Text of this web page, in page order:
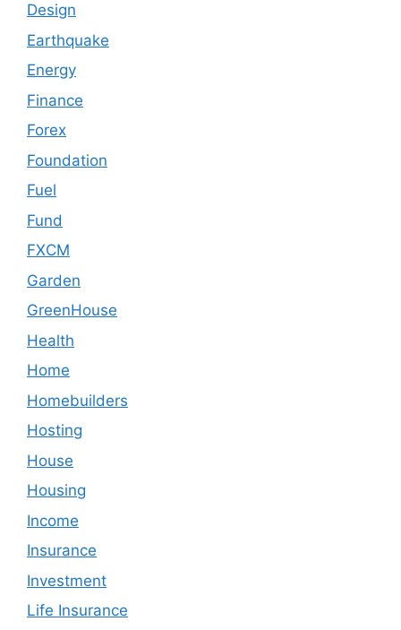
Design
Earthquake
Energy
Finance
Forex
Foundation
Fuel
Fund
FXCM
Garden
GreenHouse
Health
Home
Homebuilders
Hosting
House
Housing
Income
Insurance
Investment
Life Insurance